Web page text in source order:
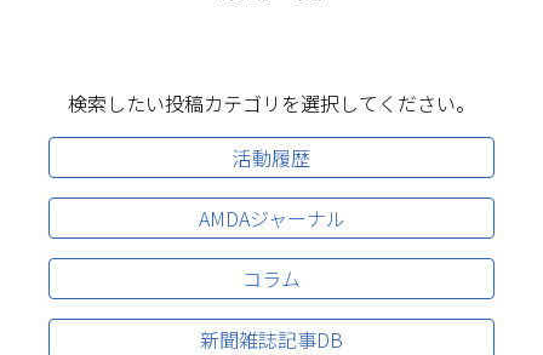
検索したい投稿カテゴリを選択してください。
活動履歴
AMDAジャーナル
コラム
新聞雑誌記事DB